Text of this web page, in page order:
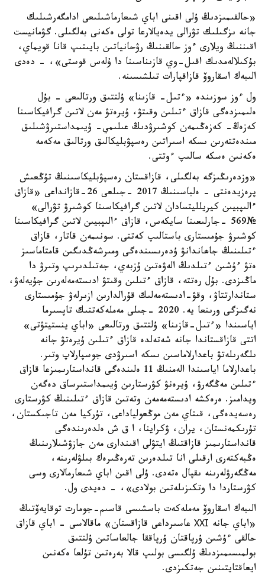
«حالقىمىزدىڭ ۇلى اقىنى اباي شىعارماشىلىعى ادامگەرشىلىك
جانە ىزگىلىك تۋرالى يدەيالارعا تولى ەكەنى بەلگىلى. گۋمانيست
اقىننىڭ ويلارى ءوز حالقىنىڭ رۋحانياتىن بايىتىپ قانا قويماي،
بۇكىلالەمدىك اقىل-وي قازىناسىنا دا ۇلەس قوستى»، - دەدى
الىبەك اسقاروۆ قازاقپارات تىلشىسىنە.
ول ءوز سوزىندە «ءتىل- قازىنا» ۇلتتىق ورتالىعى - بۇل
ەلىمىزدەگى قازاق ءتىلىن وقىتۋ، ۇيرەتۋ مەن لاتىن گرافيكاسىنا
كەزەڭ- كەزەڭىمەن كوشىرۋدىڭ عىلىمي- ۇيىمداستىرۋشىلىق
مىندەتتەرىن ىسكە اسىراتىن رەسپۋبليكالىق ورتالىق مەكەمە
ەكەنىن ەسكە سالىپ ءوتتى.
«وزدەرىڭىزگە بەلگىلى، قازاقستان رەسپۋبليكاسىنىڭ تۇڭعىش
پرەزيدەنتى - ەلباسىنىڭ 2017 -جىلعى 26-قازانداعى «قازاق
ءالىپبيىن كيريلليتسادان لاتىن گرافيكاسىنا كوشىرۋ تۋرالى»
№569 -جارلىعىنا سايكەس، قازاق ءالىپبيىن لاتىن گرافيكاسىنا
كوشىرۋ جۇمىستارى باستالىپ كەتتى. سونىمەن قاتار، قازاق
ءتىلىنىڭ جاھاندانۋ ۇدەرىسىندەگى ومىرشەڭدىگىن قامتاماسىز
ەتۋ ءۇشىن ءتىلدىڭ الەۋەتىن ۇزبەي، جەتىلدىرىپ وتىرۋ دا
ماڭىزدى. بۇل رەتتە، قازاق ءتىلىن وقىتۋ ادىستەمەلەرىن جۇيەلەۋ،
ستاندارتتاۋ، وقۋ-ادىستەمەلىك قۇرالدارىن ازىرلەۋ جۇمىستارى
نەگىزگى ورىنعا يە. 2020 -جىلى مەملەكەتتىك تاپسىرما
اياسىندا «ءتىل-قازىنا» ۇلتتىق ورتالىعى «اباي ينستيتۋتى»
اتتى قازاقستاندا جانە شەتەلدە قازاق ءتىلىن ۇيرەتۋ جانە
ىلگەرىلەتۋ باعدارلاماسىن ىسكە اسىرۋدى جوسپارلاپ وتىر.
باعدارلاما اياسىندا الەمنىڭ 11 ەلىندەگى قانداستارىمىزعا قازاق
ءتىلىن مەڭگەرۋ، ۇيرەنۋ كۋرستارىن ۇيىمداستىرساق دەگەن
ويدامىز. ەرەكشە ادىستەمەمەن وتەتىن قازاق ءتىلىنىڭ كۋرستارى
رەسەيدەگى، قىتاي مەن موڭعولياداعى، تۇركيا مەن تاجىكستان،
تۇرىكمەنستان، يران، ۋكراينا، ا ق ش ەلدەرىندەگى
قانداستارىمىز قازاقتىڭ ايتۋلى اقىندارى مەن جازۋشىلارىنىڭ
ەڭبەكتەرى ارقىلى انا تىلدەرىن تەرەڭىرەك بىلۋلەرىنە،
مەڭگەرۋلەرىنە ىقپال ەتەدى. ۇلى اقىن اباي شىعارمالارى وسى
كۋرستاردا دا وتكىزىلەتىن بولادى»، - دەيدى ول.
الىبەك اسقاروۆ مەملەكەت باسشىسى قاسىم-جومارت توقايەۆتىڭ
«اباي جانە ХХІ
عاسىرداعى قازاقستان» ماقالاسى - اباي قازاق
حالقى ءۇشىن ۇرپاقتان ۇرپاققا جالعاساتىن ۇلتتىق
بولمىسىمىزدىڭ ۇلگىسى بولىپ قالا بەرەتىن تۇلعا ەكەنىن
ايعاقتايتىنىن جەتكىزدى.